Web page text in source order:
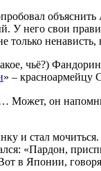
У него свои
только
чьё?)
» – красноармейцу
Может, он
и стал
«Пардон,
в Японии,